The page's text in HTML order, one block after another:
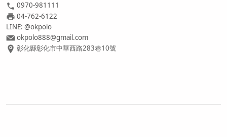
0970-981111
04-762-6122
LINE: @okpolo
okpolo888@gmail.com
彰化縣彰化市中華西路283巷10號